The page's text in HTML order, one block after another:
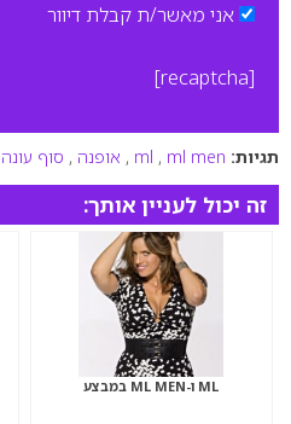
אני מאשר/ת קבלת דיוור
[recaptcha]
תגיות: ml , ml men
, אופנה , סוף עונה
זה יכול לעניין אותך:
ML ו-ML MEN במבצע